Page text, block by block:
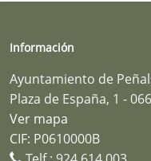
Información
Ayuntamiento de
Plaza de España, 1 -
Ver mapa
CIF: P0610000B